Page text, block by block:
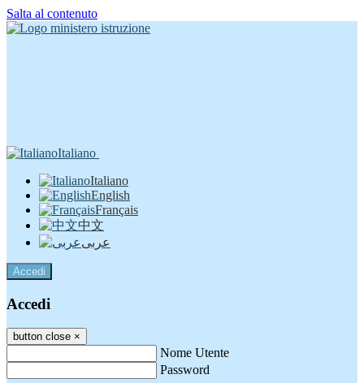
Salta al contenuto
Italiano
Italiano
English
Français
中文
عربى
Accedi
Accedi
button close ×
Nome Utente
Password